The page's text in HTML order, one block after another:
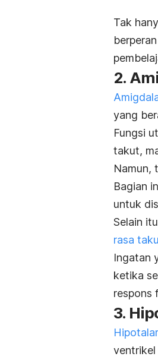
Tak
2.
yang
Fungsi
takut,
Namun,
Bagian
untuk
Selain
rasa
Ingatan
ketika
respons
3.
ventrikel